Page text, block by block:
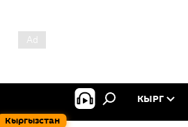
Кыргызстан
КЫРГ